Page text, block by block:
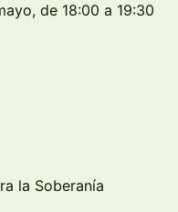
de 18:00 a 19:30
la Soberanía